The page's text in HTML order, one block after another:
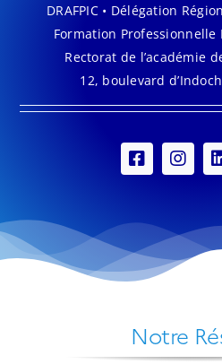
DRAFPIC • Délégation
Formation
Rectorat de l’académie
12, boulevard